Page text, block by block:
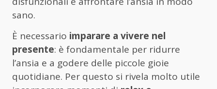
sano.
È necessario imparare a vivere nel
presente: è fondamentale per ridurre
l’ansia e a godere delle piccole gioie
quotidiane. Per questo si rivela molto utile